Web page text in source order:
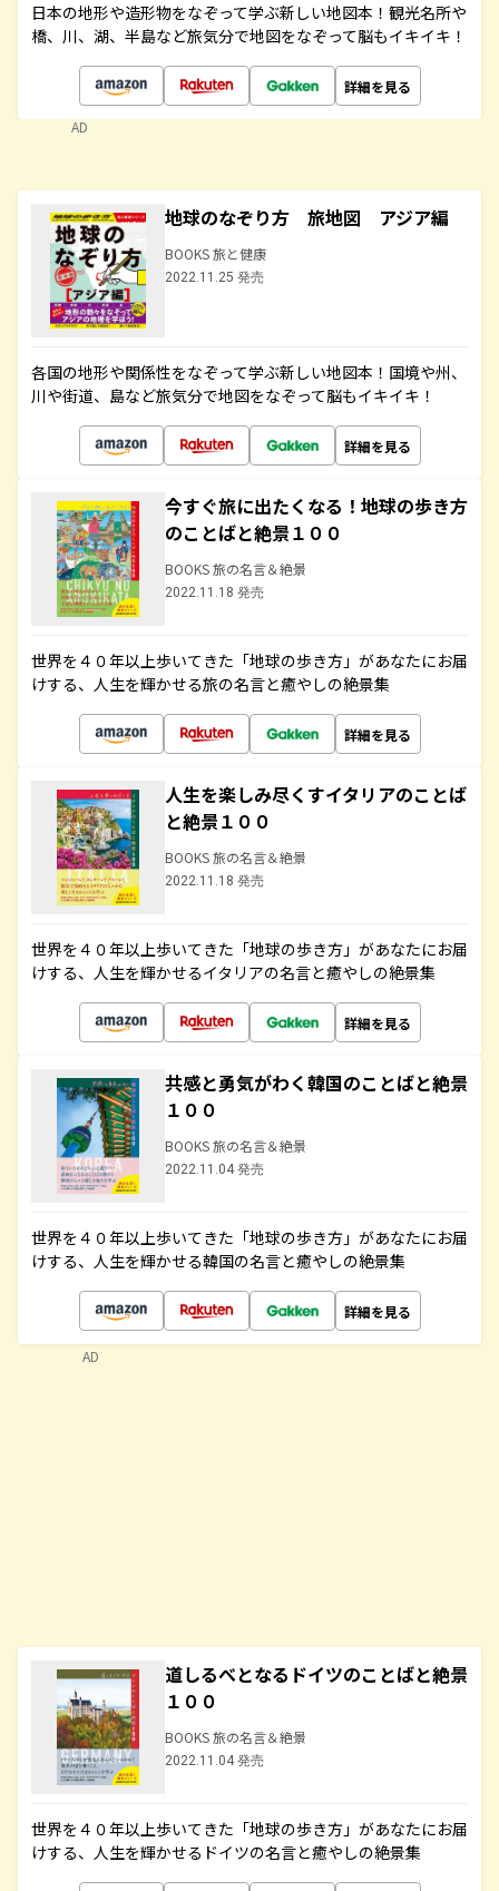
日本の地形や造形物をなぞって学ぶ新しい地図本！観光名所や
橋、川、湖、半島など旅気分で地図をなぞって脳もイキイキ！
詳細を見る
AD
地球のなぞり方 旅地図 アジア編
BOOKS 旅と健康
2022.11.25 発売
各国の地形や関係性をなぞって学ぶ新しい地図本！国境や州、
川や街道、島など旅気分で地図をなぞって脳もイキイキ！
詳細を見る
今すぐ旅に出たくなる！地球の歩き方
のことばと絶景１００
BOOKS 旅の名言＆絶景
2022.11.18 発売
世界を４０年以上歩いてきた「地球の歩き方」があなたにお届
けする、人生を輝かせる旅の名言と癒やしの絶景集
詳細を見る
人生を楽しみ尽くすイタリアのことば
と絶景１００
BOOKS 旅の名言＆絶景
2022.11.18 発売
世界を４０年以上歩いてきた「地球の歩き方」があなたにお届
けする、人生を輝かせるイタリアの名言と癒やしの絶景集
詳細を見る
共感と勇気がわく韓国のことばと絶景
１００
BOOKS 旅の名言＆絶景
2022.11.04 発売
世界を４０年以上歩いてきた「地球の歩き方」があなたにお届
けする、人生を輝かせる韓国の名言と癒やしの絶景集
詳細を見る
道しるべとなるドイツのことばと絶景
１００
BOOKS 旅の名言＆絶景
2022.11.04 発売
世界を４０年以上歩いてきた「地球の歩き方」があなたにお届
けする、人生を輝かせるドイツの名言と癒やしの絶景集
AD